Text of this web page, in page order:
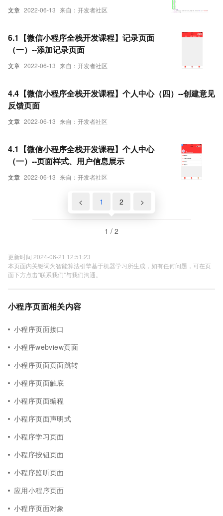
文章 2022-06-13 来自：开发者社区
文章 2022-06-13 来自：开发者社区
6.1【微信小程序全栈开发课程】记录页面
（一）--添加记录页面
文章 2022-06-13 来自：开发者社区
4.4【微信小程序全栈开发课程】个人中心（四）--创建意见
反馈页面
文章 2022-06-13 来自：开发者社区
4.1【微信小程序全栈开发课程】个人中心
（一）--页面样式、用户信息展示
< 1 2 >
1 / 2
更新时间 2024-06-21 12:51:23
本页面内关键词为智能算法引擎基于机器学习所生成，如有任何问题，可在页
面下方点击"联系我们"与我们沟通。
小程序页面相关内容
小程序页面接口
小程序webview页面
小程序页面页面跳转
小程序页面触底
小程序页面编程
小程序页面声明式
小程序学习页面
小程序按钮页面
小程序监听页面
应用小程序页面
小程序页面对象